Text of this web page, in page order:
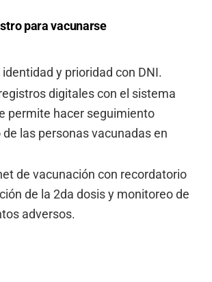
para vacunarse
y prioridad con DNI.
digitales con el sistema
permite hacer seguimiento
las personas vacunadas en
de vacunación con recordatorio
de la 2da dosis y monitoreo de
adversos.